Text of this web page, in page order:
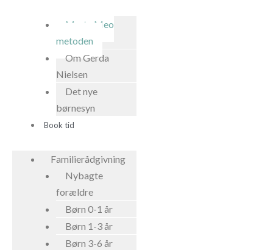
Marte Meo
metoden
Om Gerda
Nielsen
Det nye
børnesyn
Book tid
Familierådgivning
Nybagte
forældre
Børn 0-1 år
Børn 1-3 år
Børn 3-6 år